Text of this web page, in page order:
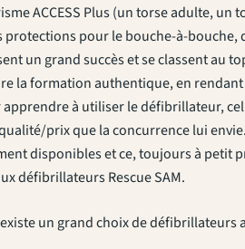
ACCESS Plus (un torse adulte,
pour le bouche-à-bouche,
un grand succès et se classent au
la formation authentique, en
à utiliser le défibrillateur,
prix que la concurrence lui
disponibles et ce, toujours à petit
défibrillateurs Rescue SAM.
un grand choix de défibrillateurs